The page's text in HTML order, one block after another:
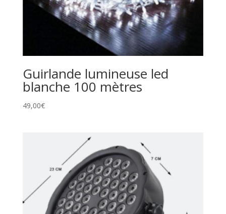
Guirlande lumineuse led
blanche 100 mètres
49,00€